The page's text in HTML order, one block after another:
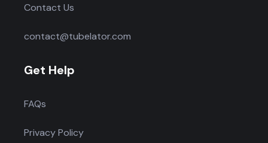
Contact Us
contact@tubelator.com
Get Help
FAQs
Privacy Policy